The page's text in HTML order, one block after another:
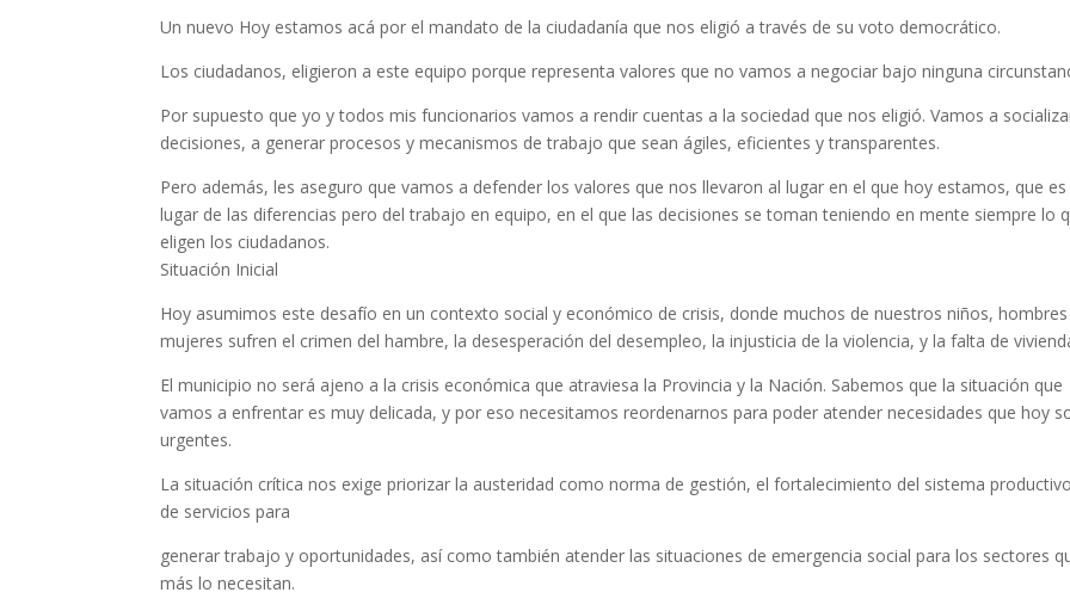
Un nuevo Hoy estamos acá por el mandato de la ciudadanía que nos eligió a través de su voto democrático.
Los ciudadanos, eligieron a este equipo porque representa valores que no vamos a negociar bajo ninguna
Por supuesto que yo y todos mis funcionarios vamos a rendir cuentas a la sociedad que nos eligió. Vamos a
decisiones, a generar procesos y mecanismos de trabajo que sean ágiles, eficientes y transparentes.
Pero además, les aseguro que vamos a defender los valores que nos llevaron al lugar en el que hoy estamos, que es
lugar de las diferencias pero del trabajo en equipo, en el que las decisiones se toman teniendo en mente siempre lo
eligen los ciudadanos.
Situación Inicial
Hoy asumimos este desafío en un contexto social y económico de crisis, donde muchos de nuestros niños,
mujeres sufren el crimen del hambre, la desesperación del desempleo, la injusticia de la violencia, y la falta de
El municipio no será ajeno a la crisis económica que atraviesa la Provincia y la Nación. Sabemos que la situación que
vamos a enfrentar es muy delicada, y por eso necesitamos reordenarnos para poder atender necesidades que hoy
urgentes.
La situación crítica nos exige priorizar la austeridad como norma de gestión, el fortalecimiento del sistema
de servicios para
generar trabajo y oportunidades, así como también atender las situaciones de emergencia social para los sectores
más lo necesitan.